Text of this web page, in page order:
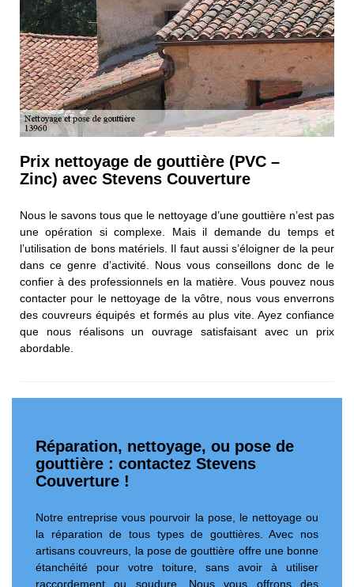
Prix nettoyage de gouttière (PVC –
Zinc) avec Stevens Couverture
Nous le savons tous que le nettoyage d’une gouttière n’est pas
une opération si complexe. Mais il demande du temps et
l’utilisation de bons matériels. Il faut aussi s’éloigner de la peur
dans ce genre d’activité. Nous vous conseillons donc de le
confier à des professionnels en la matière. Vous pouvez nous
contacter pour le nettoyage de la vôtre, nous vous enverrons
des couvreurs équipés et formés au plus vite. Ayez confiance
que nous réalisons un ouvrage satisfaisant avec un prix
abordable.
Réparation, nettoyage, ou pose de
gouttière : contactez Stevens
Couverture !
Notre entreprise vous pourvoir la pose, le nettoyage ou
la réparation de tous types de gouttières. Avec nos
artisans couvreurs, la pose de gouttière offre une bonne
étanchéité pour votre toiture, sans avoir à utiliser
raccordement ou soudure. Nous vous offrons des